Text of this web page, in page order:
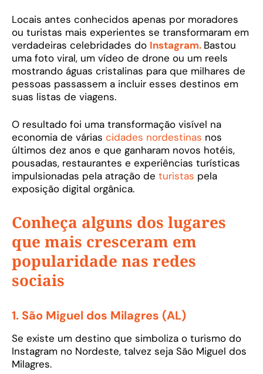
Locais antes conhecidos apenas por moradores
ou turistas mais experientes se transformaram em
verdadeiras celebridades do Instagram. Bastou
uma foto viral, um vídeo de drone ou um reels
mostrando águas cristalinas para que milhares de
pessoas passassem a incluir esses destinos em
suas listas de viagens.
O resultado foi uma transformação visível na
economia de várias cidades nordestinas nos
últimos dez anos e que ganharam novos hotéis,
pousadas, restaurantes e experiências turísticas
impulsionadas pela atração de turistas pela
exposição digital orgânica.
Conheça alguns dos lugares
que mais cresceram em
popularidade nas redes
sociais
1. São Miguel dos Milagres (AL)
Se existe um destino que simboliza o turismo do
Instagram no Nordeste, talvez seja São Miguel dos
Milagres.